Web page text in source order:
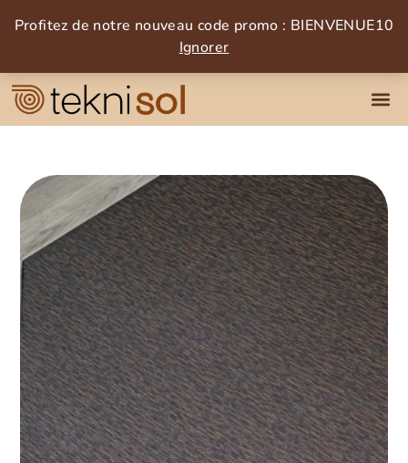
Profitez de notre nouveau code promo : BIENVENUE10
Ignorer